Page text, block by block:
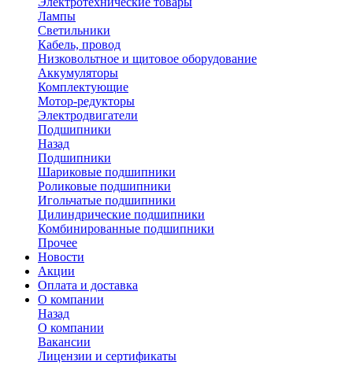
Лампы
Светильники
Кабель, провод
Низковольтное и щитовое оборудование
Аккумуляторы
Комплектующие
Мотор-редукторы
Электродвигатели
Подшипники
Назад
Подшипники
Шариковые подшипники
Роликовые подшипники
Игольчатые подшипники
Цилиндрические подшипники
Комбинированные подшипники
Прочее
Новости
Акции
Оплата и доставка
О компании
Назад
О компании
Вакансии
Лицензии и сертификаты